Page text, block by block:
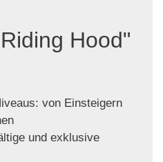
Hood"
von Einsteigern
und exklusive